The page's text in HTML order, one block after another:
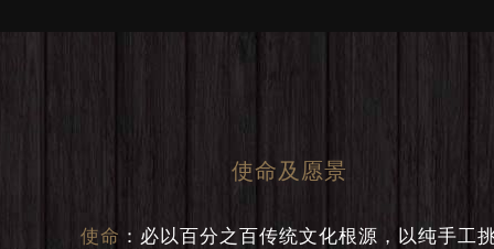
使命及愿景
使命 ： 必以百分之百传统文化根源，以纯手工